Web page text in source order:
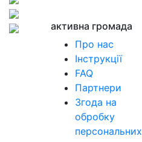
активна громада
Про нас
Інструкції
FAQ
Партнери
Згода на
обробку
персональних